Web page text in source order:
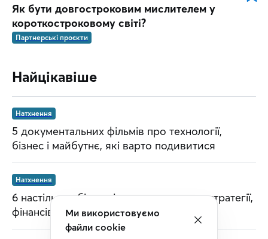
Як бути довгостроковим мислителем у
короткостроковому світі?
Партнерські проєкти
Найцікавіше
Натхнення
5 документальних фільмів про технології,
бізнес і майбутнє, які варто подивитися
Натхнення
6 настільних бізнес-ігор для розвитку стратегії,
фінансів і підприємництва
Ми використовуємо
файли cookie